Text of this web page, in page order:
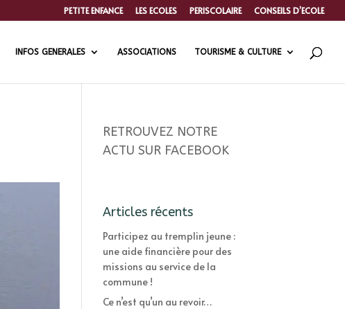
PETITE ENFANCE LES ECOLES PERISCOLAIRE CONSEILS D’ECOLE
INFOS GENERALES ASSOCIATIONS TOURISME & CULTURE
RETROUVEZ NOTRE
ACTU SUR FACEBOOK
Articles récents
Participez au tremplin jeune :
une aide financière pour des
missions au service de la
commune !
Ce n’est qu’un au revoir…